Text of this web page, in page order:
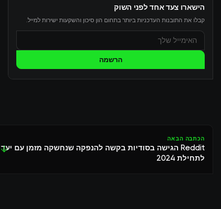
הישארו צעד אחד לפני השוק
קבלו את התובנות העדכניות ביותר בתחום הון סיכון והשקעות ישירות למייל.
הרשמה
הכתבה הבאה
Reddit הגישה בסודיות בקשה להנפקה שנחשקה מזמן עם יעד
לתחילת 2024
↓